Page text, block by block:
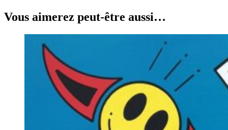
Vous aimerez peut-être aussi…